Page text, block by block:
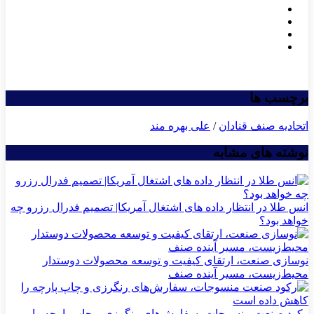
برچسب ها
اتحادیه صنف قنادان / علی بهره‎ مند
نوشته های مشابه
انس طلا در انتظار داده های اشتغال آمریکا| تصمیم فدرال رزرو چه
خواهد بود؟
نوسازی صنعت، ارتقای کیفیت و توسعه محصولات دوستدار
محیط‌زیست، مسیر آینده صنف